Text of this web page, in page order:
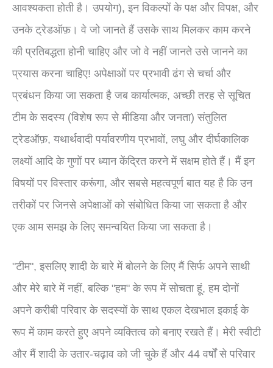
आवश्यकता होती है। उपयोग), इन विकल्पों के पक्ष और विपक्ष, और
उनके ट्रेडऑफ़। वे जो जानते हैं उसके साथ मिलकर काम करने
की प्रतिबद्धता होनी चाहिए और जो वे नहीं जानते उसे जानने का
प्रयास करना चाहिए! अपेक्षाओं पर प्रभावी ढंग से चर्चा और
प्रबंधन किया जा सकता है जब कार्यात्मक, अच्छी तरह से सूचित
टीम के सदस्य (विशेष रूप से मीडिया और जनता) संतुलित
ट्रेडऑफ़, यथार्थवादी पर्यावरणीय प्रभावों, लघु और दीर्घकालिक
लक्ष्यों आदि के गुणों पर ध्यान केंद्रित करने में सक्षम होते हैं। मैं इन
विषयों पर विस्तार करूंगा, और सबसे महत्वपूर्ण बात यह है कि उन
तरीकों पर जिनसे अपेक्षाओं को संबोधित किया जा सकता है और
एक आम समझ के लिए समन्वयित किया जा सकता है।
"टीम", इसलिए शादी के बारे में बोलने के लिए मैं सिर्फ अपने साथी
और मेरे बारे में नहीं, बल्कि "हम" के रूप में सोचता हूं, हम दोनों
अपने करीबी परिवार के सदस्यों के साथ एकल देखभाल इकाई के
रूप में काम करते हुए अपने व्यक्तित्व को बनाए रखते हैं। मेरी स्वीटी
और मैं शादी के उतार-चढ़ाव को जी चुके हैं और 44 वर्षों से परिवार